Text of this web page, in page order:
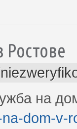
на
dom-v-